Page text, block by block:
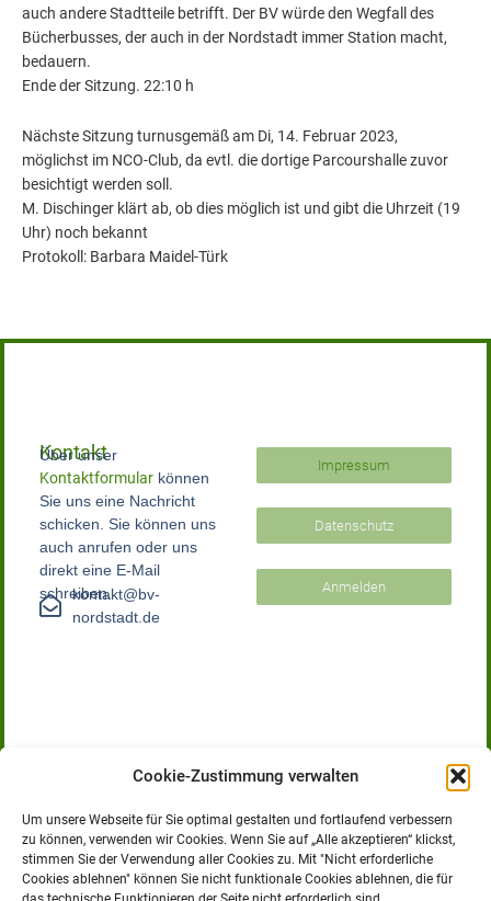
Cookie-Zustimmung verwalten
Um unsere Webseite für Sie optimal gestalten und fortlaufend verbessern
zu können, verwenden wir Cookies. Wenn Sie auf „Alle akzeptieren“ klickst,
stimmen Sie der Verwendung aller Cookies zu. Mit "Nicht erforderliche
Cookies ablehnen" können Sie nicht funktionale Cookies ablehnen, die für
auch andere Stadtteile betrifft. Der BV würde den Wegfall des
Bücherbusses, der auch in der Nordstadt immer Station macht,
bedauern.
Ende der Sitzung. 22:10 h
Nächste Sitzung turnusgemäß am Di, 14. Februar 2023,
möglichst im NCO-Club, da evtl. die dortige Parcourshalle zuvor
besichtigt werden soll.
M. Dischinger klärt ab, ob dies möglich ist und gibt die Uhrzeit (19
Uhr) noch bekannt
Protokoll: Barbara Maidel-Türk
Bürgerverein Nordstadt e.V.
Der Bürgerverein Nordstadt e.V. versteht sich als Bindeglied
Kontakt
Über unser
Kontaktformular können
Sie uns eine Nachricht
schicken. Sie können uns
auch anrufen oder uns
direkt eine E-Mail
schreiben.
kontakt@bv-
nordstadt.de
Impressum
Datenschutz
Anmelden